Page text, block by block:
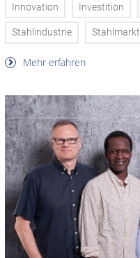
Innovation Investition
Stahlindustrie Stahlmarkt
Mehr erfahren